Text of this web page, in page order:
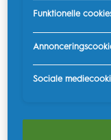
• Begræns
• Sørg for, at dit
kan omfatte
Funktionelle
Sociale